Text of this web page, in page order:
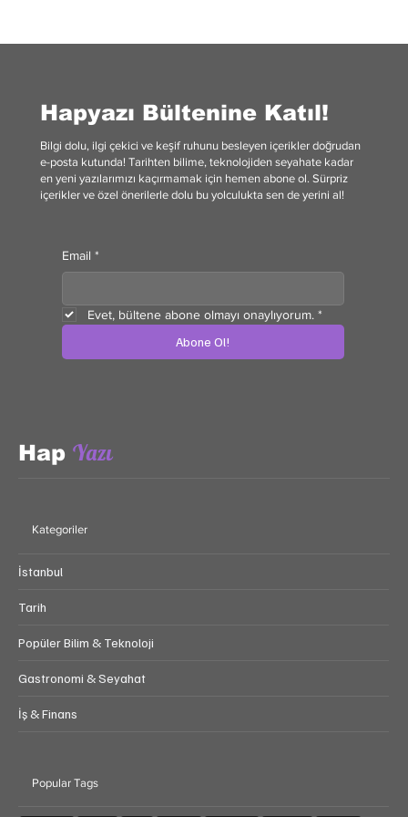
Hapyazı Bültenine Katıl!
Email *
Evet, bültene abone olmayı onaylıyorum. *
Abone Ol!
Bilgi dolu, ilgi çekici ve keşif ruhunu besleyen içerikler doğrudan
e-posta kutunda! Tarihten bilime, teknolojiden seyahate kadar
en yeni yazılarımızı kaçırmamak için hemen abone ol. Sürpriz
içerikler ve özel önerilerle dolu bu yolculukta sen de yerini al!
Hap Yazı
Kategoriler
İstanbul
Tarih
Popüler Bilim & Teknoloji
Gastronomi & Seyahat
İş & Finans
Popular Tags